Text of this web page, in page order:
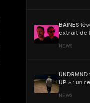
BAÏNES
extrait de
NEWS
UP » : un
NEWS